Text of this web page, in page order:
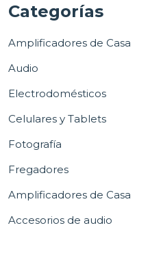
Categorías
Amplificadores de Casa
Audio
Electrodomésticos
Celulares y Tablets
Fotografía
Fregadores
Amplificadores de Casa
Accesorios de audio